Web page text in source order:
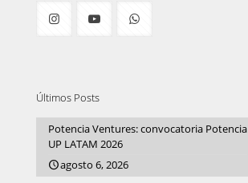
Últimos Posts
Potencia Ventures: convocatoria Potencia
UP LATAM 2026
agosto 6, 2026